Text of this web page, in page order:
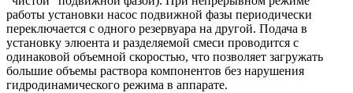
работы установки насос подвижной фазы периодически
переключается с одного резервуара на другой. Подача в
установку элюента и разделяемой смеси проводится с
одинаковой объемной скоростью, что позволяет загружать
большие объемы раствора компонентов без нарушения
гидродинамического режима в аппарате.